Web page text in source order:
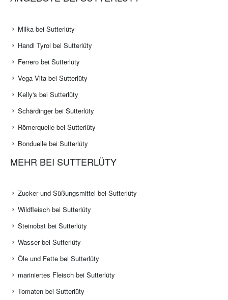
Milka bei Sutterlüty
Handl Tyrol bei Sutterlüty
Ferrero bei Sutterlüty
Vega Vita bei Sutterlüty
Kelly's bei Sutterlüty
Schärdinger bei Sutterlüty
Römerquelle bei Sutterlüty
Bonduelle bei Sutterlüty
MEHR BEI SUTTERLÜTY
Zucker und Süßungsmittel bei Sutterlüty
Wildfleisch bei Sutterlüty
Steinobst bei Sutterlüty
Wasser bei Sutterlüty
Öle und Fette bei Sutterlüty
mariniertes Fleisch bei Sutterlüty
Tomaten bei Sutterlüty